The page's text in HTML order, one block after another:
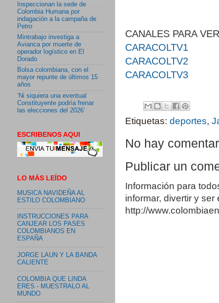
CANALES PARA
CARACOLTV1
CARACOLTV2
CARACOLTV3
Etiquetas: deportes,
No hay
Publicar un
Información para
informar, divertir y
http://
Inspeccionan la sede de
Colombia Humana por
indagación a la campaña de
Petro
Mintrabajo investiga a
Avianca por muerte de
operador logístico en El
Dorado
Bolsa colombiana, con el
mayor repunte de últimos 15
años
‘Ni siquiera una eventual
Constituyente podría frenar
las elecciones del 2026’
ESCRIBENOS AQUI
LO MÁS LEÍDO
MUSICA NAVIDEÑA AL
ESTILO COLOMBIANO
INSTRUCCIONES PARA
CANJEAR LOS PASES
COLOMBIANOS EN
ESPAÑA
JORGE LAUN Y LA BANDA
CALIENTE
COLOMBIA QUE LINDA
ERES - MUESTRALO AL
MUNDO